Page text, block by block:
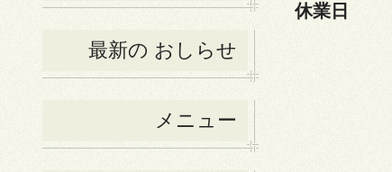
最新の おしらせ
メニュー
休業日